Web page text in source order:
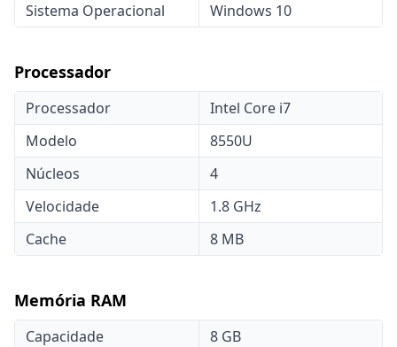
Sistema Operacional
Windows 10
Processador
Processador
Intel Core i7
Modelo
8550U
Núcleos
4
Velocidade
1.8 GHz
Cache
8 MB
Memória RAM
Capacidade
8 GB